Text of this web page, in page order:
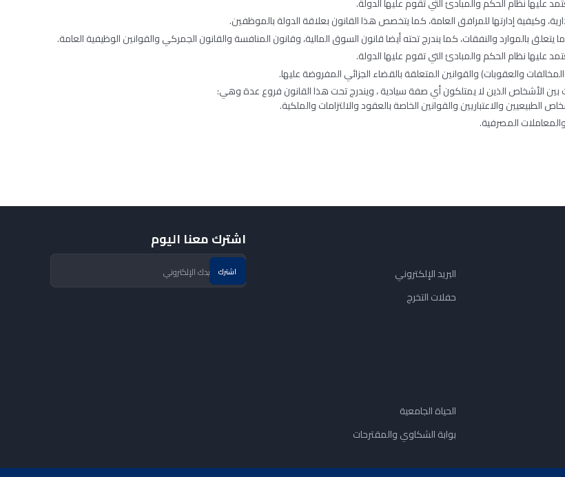
وكيفية إدارتها للمرافق العامة، كما يتخصص هذا القانون بعلاقة الدولة بالموظفين.
بالموارد والنفقات، كما يندرج تحته أيضا قانون السوق المالية، وقانون المنافسة والقانون الجمركي والقوانين الوظيفية العامة.
عليها نظام الحكم والمبادئ التي تقوم عليها الدولة.
والعقوبات) والقوانين المتعلقة بالقضاء الجزائي المفروضة عليها.
بين الأشخاص الذين لا يمتلكون أي صفة سيادية ، ويندرج تحت هذا القانون فروع عدة وهي:
الطبيعيين والاعتباريين والقوانين الخاصة بالعقود والالتزامات والملكية.
المصرفية.
البريد الإلكتروني
حفلات التخرج
الحياة الجامعية
بوابة الشكاوي والمقترحات
اشترك معنا اليوم